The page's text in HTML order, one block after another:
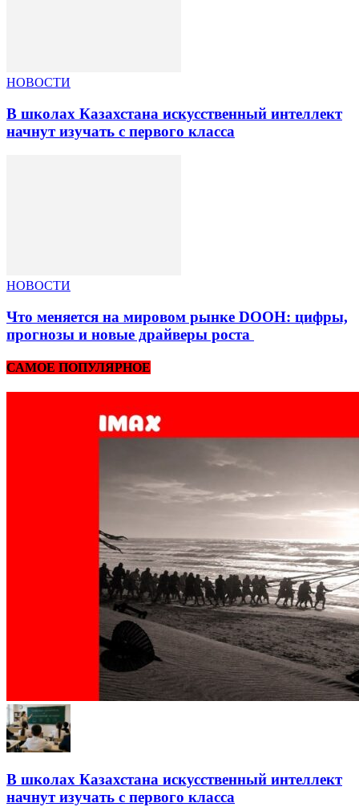
НОВОСТИ
В школах Казахстана искусственный интеллект
начнут изучать с первого класса
НОВОСТИ
Что меняется на мировом рынке DOOH: цифры,
прогнозы и новые драйверы роста
САМОЕ ПОПУЛЯРНОЕ
В школах Казахстана искусственный интеллект
начнут изучать с первого класса